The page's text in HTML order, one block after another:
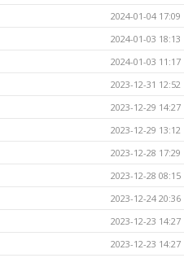
2024-01-04 17:09
2024-01-03 18:13
2024-01-03 11:17
2023-12-31 12:52
2023-12-29 14:27
2023-12-29 13:12
2023-12-28 17:29
2023-12-28 08:15
2023-12-24 20:36
2023-12-23 14:27
2023-12-23 14:27